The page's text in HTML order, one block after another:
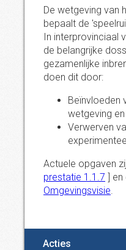
De wetgeving van
bepaalt de
In interprovinciaal
de belangrijke
gezamenlijke
doen dit door:
Beïnvloeden
wetgeving
Verwerven
Actuele opgaven
prestatie 1.1.7 ] en
Omgevingsvisie.
Acties